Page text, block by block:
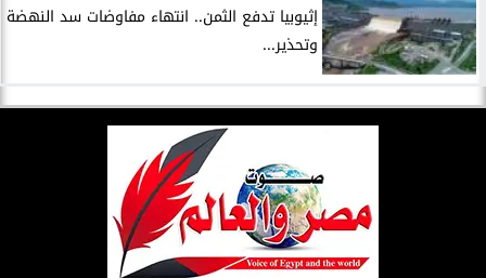
إثيوبيا تدفع الثمن.. انتهاء مفاوضات سد النهضة
وتحذير...